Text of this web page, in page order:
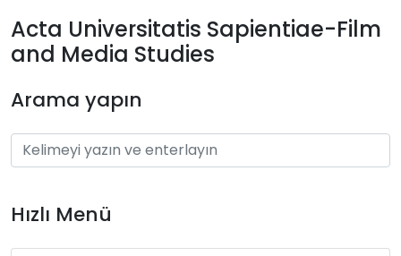
Acta Universitatis Sapientiae-Film
and Media Studies
Arama yapın
Hızlı Menü